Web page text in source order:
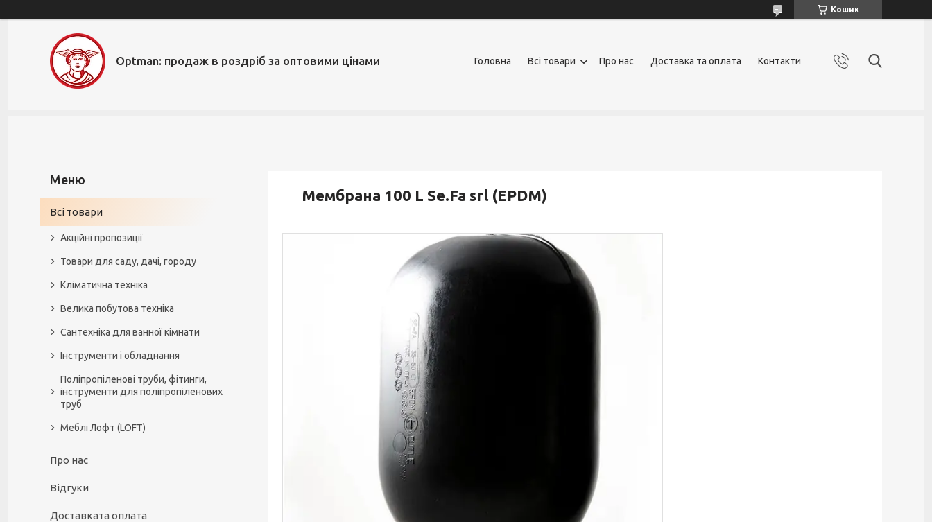
Кошик
Optman: продаж в роздріб за оптовими цінами Головна Всі товари Про нас Доставка та оплата Контакти
Мембрана 100 L Se.Fa srl (EPDM)
Всі товари
Акційні пропозиції
Товари для саду, дачі, городу
Кліматична техніка
Велика побутова техніка
Сантехніка для ванної кімнати
Інструменти і обладнання
Поліпропіленові труби, фітинги,
інструменти для поліпропіленових
труб
Меблі Лофт (LOFT)
Про нас
Відгуки
Доставката оплата